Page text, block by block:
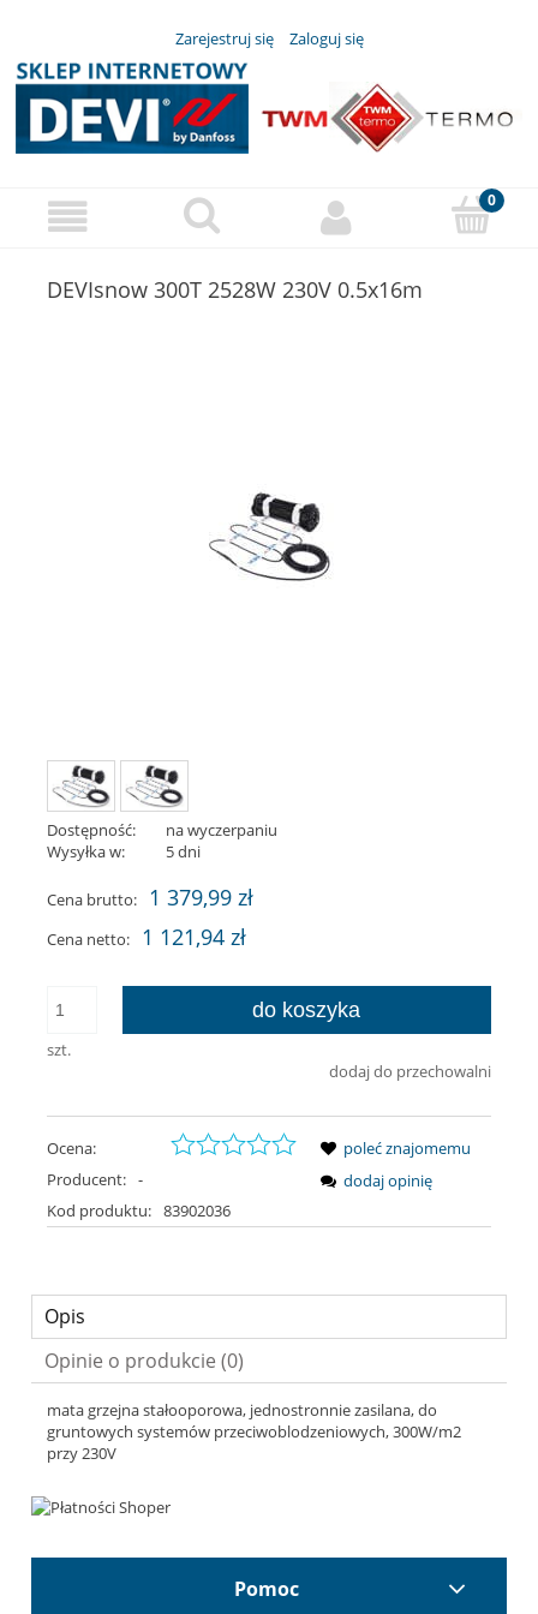
Zarejestruj się Zaloguj się
DEVIsnow 300T 2528W 230V 0.5x16m
Dostępność:
na wyczerpaniu
Wysyłka w:
5 dni
Cena brutto: 1 379,99 zł
Cena netto: 1 121,94 zł
szt.
do koszyka
dodaj do przechowalni
Ocena:
Producent: -
Kod produktu: 83902036
poleć znajomemu
dodaj opinię
Opis
Opinie o produkcie (0)
mata grzejna stałooporowa, jednostronnie zasilana, do
gruntowych systemów przeciwoblodzeniowych, 300W/m2
przy 230V
Pomoc